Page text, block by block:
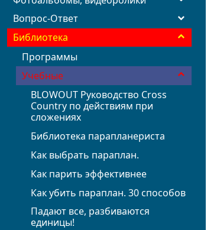
Вопрос-Ответ
Библиотека
Программы
Учебные
BLOWOUT Руководство Cross
Country по действиям при
сложениях
Библиотека парапланериста
Как выбрать параплан.
Как парить эффективнее
Как убить параплан. 30 способов
Падают все, разбиваются
единицы!